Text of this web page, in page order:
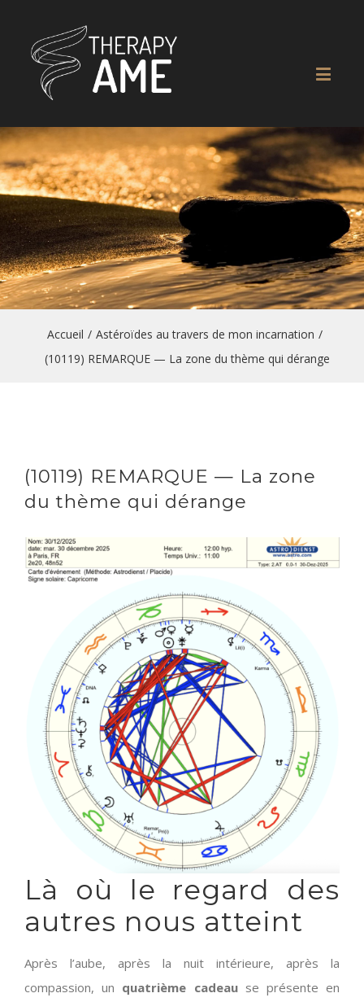
Accueil / Astéroïdes au travers de mon incarnation /
(10119) REMARQUE — La zone du thème qui dérange
(10119) REMARQUE — La zone
du thème qui dérange
Là où le regard des
autres nous atteint
Après l’aube, après la nuit intérieure, après la
compassion, un quatrième cadeause présente en